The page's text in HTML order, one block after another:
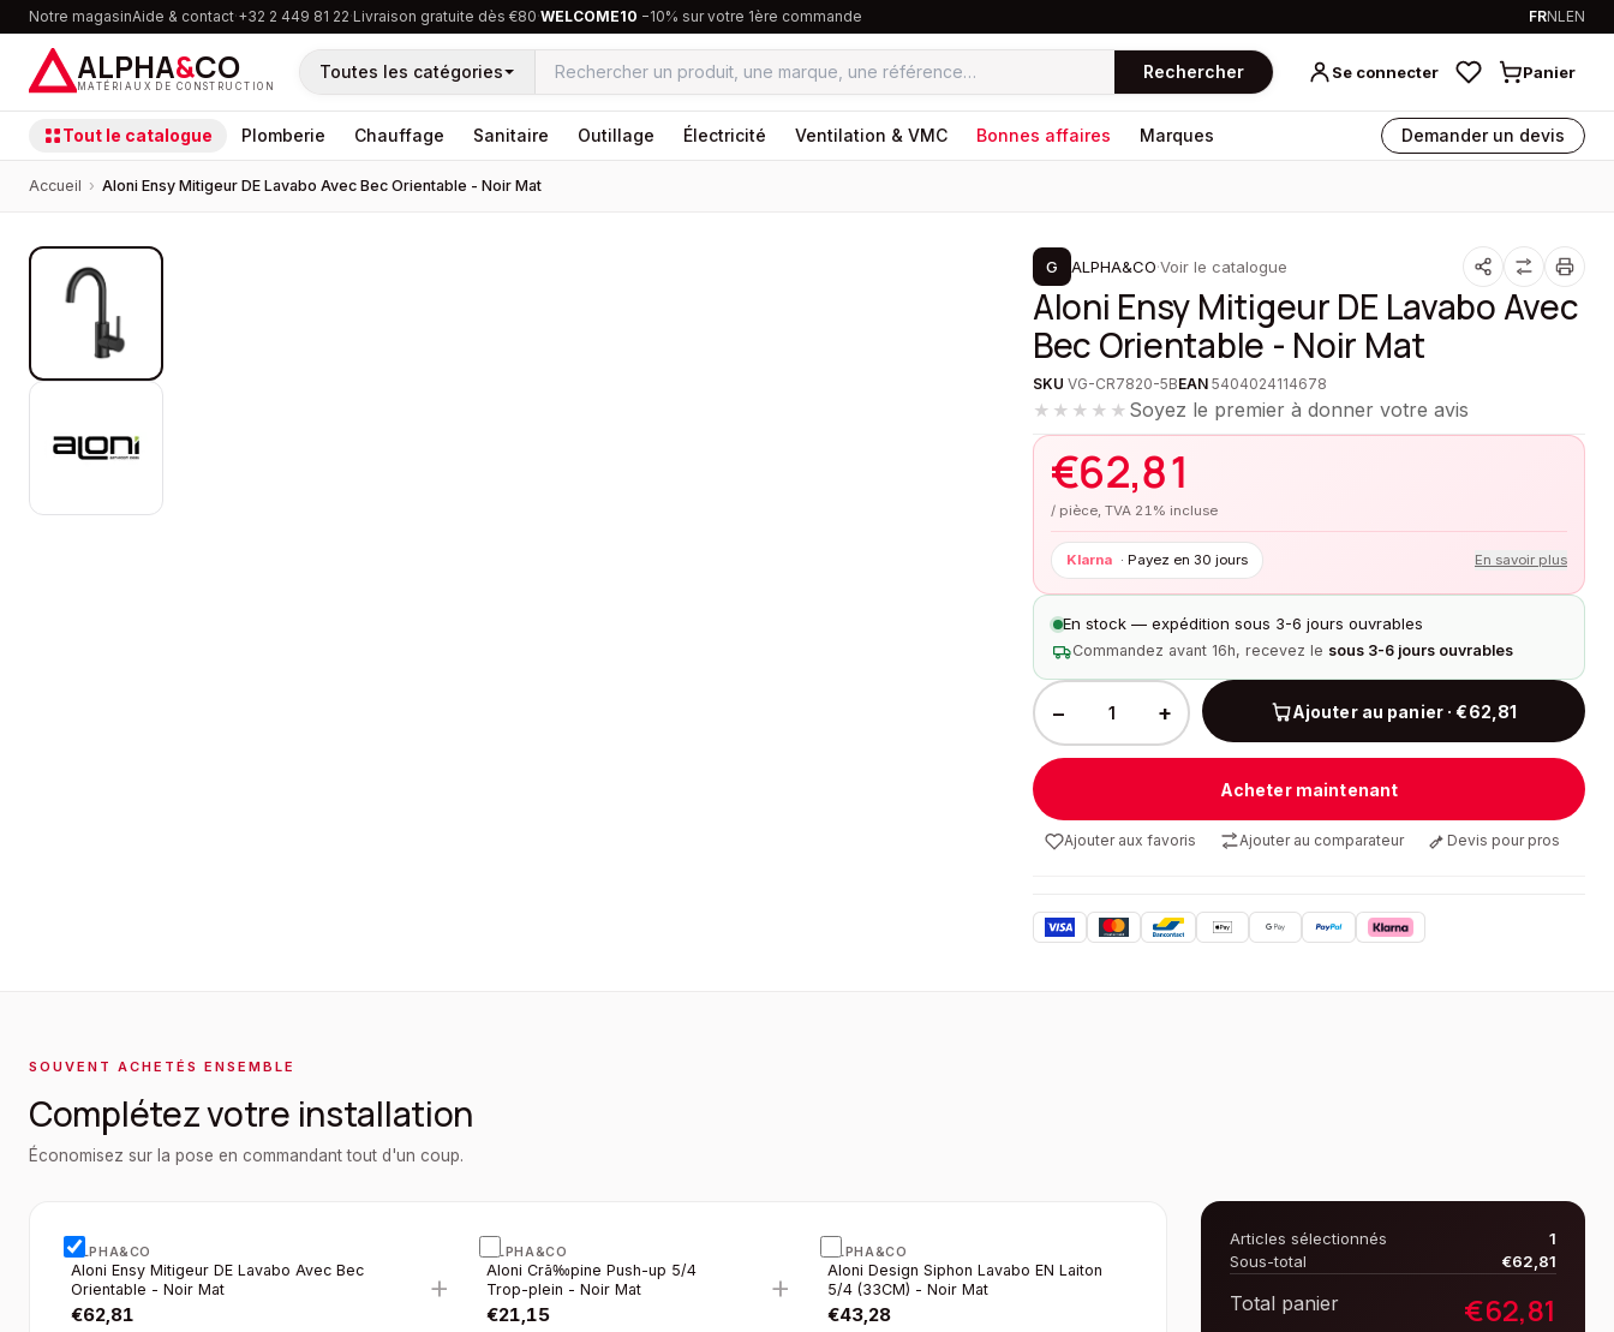
Notre magasinAide & contact·+32 2 449 81 22·Livraison gratuite dès €80·WELCOME10 −10% sur votre 1ère commande FRNLEN
ALPHA&CO
MATÉRIAUX DE CONSTRUCTION
Toutes les catégories Rechercher Se connecter Panier
Tout le catalogue Plomberie Chauffage Sanitaire Outillage Électricité Ventilation & VMC Bonnes affaires Marques Demander un devis
Accueil › Aloni Ensy Mitigeur DE Lavabo Avec Bec Orientable - Noir Mat
G ALPHA&CO·Voir le catalogue
Aloni Ensy Mitigeur DE Lavabo Avec
Bec Orientable - Noir Mat
SKU VG-CR7820-5BEAN 5404024114678
★★★★★ Soyez le premier à donner votre avis
€62,81
/ pièce, TVA 21% incluse
Klarna · Payez en 30 jours En savoir plus
En stock — expédition sous 3-6 jours ouvrables
Commandez avant 16h, recevez le sous 3-6 jours ouvrables
− + Ajouter au panier · €62,81
Acheter maintenant
Ajouter aux favoris Ajouter au comparateur Devis pour pros
SOUVENT ACHETÉS ENSEMBLE
Complétez votre installation
Économisez sur la pose en commandant tout d'un coup.
ALPHA&CO
Aloni Ensy Mitigeur DE Lavabo Avec Bec
Orientable - Noir Mat
€62,81
+
ALPHA&CO
Aloni Crã‰pine Push-up 5/4
Trop-plein - Noir Mat
€21,15
+
ALPHA&CO
Aloni Design Siphon Lavabo EN Laiton
5/4 (33CM) - Noir Mat
€43,28
Articles sélectionnés
1
Sous-total
€62,81
Total panier €62,81